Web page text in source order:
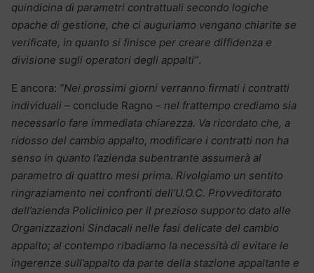
quindicina di parametri contrattuali secondo logiche
opache di gestione, che ci auguriamo vengano chiarite se
verificate, in quanto si finisce per creare diffidenza e
divisione sugli operatori degli appalti”.
E ancora: “Nei prossimi giorni verranno firmati i contratti
individuali – conclude Ragno – nel frattempo crediamo sia
necessario fare immediata chiarezza. Va ricordato che, a
ridosso del cambio appalto, modificare i contratti non ha
senso in quanto l’azienda subentrante assumerà al
parametro di quattro mesi prima. Rivolgiamo un sentito
ringraziamento nei confronti dell’U.O.C. Provveditorato
dell’azienda Policlinico per il prezioso supporto dato alle
Organizzazioni Sindacali nelle fasi delicate del cambio
appalto; al contempo ribadiamo la necessità di evitare le
ingerenze sull’appalto da parte della stazione appaltante e